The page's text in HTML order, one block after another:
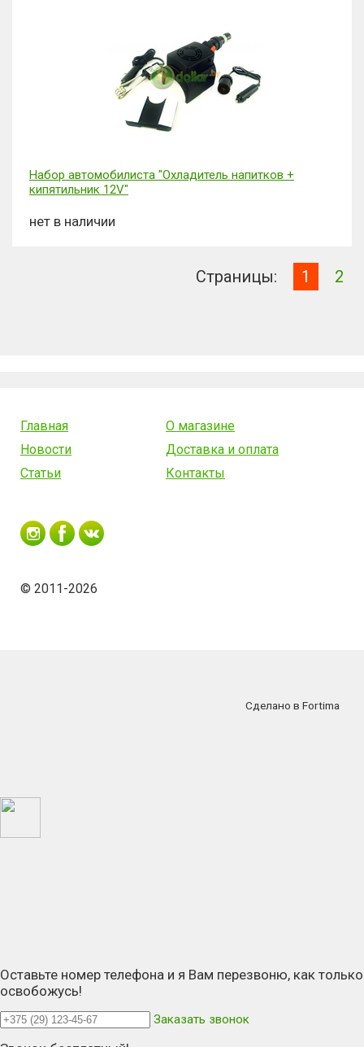
Набор автомобилиста "Охладитель напитков +
кипятильник 12V"
нет в наличии
Страницы: 1 2
Главная
О магазине
Новости
Доставка и оплата
Статьи
Контакты
© 2011-2026
Сделано в Fortima
Оставьте номер телефона и я Вам перезвоню, как только
освобожусь!
Заказать звонок